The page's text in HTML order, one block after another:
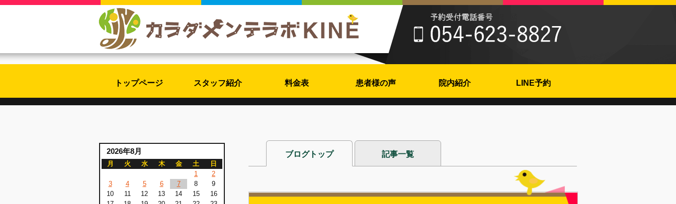
トップページ スタッフ紹介 料金表 患者様の声 院内紹介 LINE予約
ブログトップ 記事一覧
2026年8月
月 火 水 木 金 土
日
1
2
3
4 5 6 7 8
9
10
11 12 13 14 15
16